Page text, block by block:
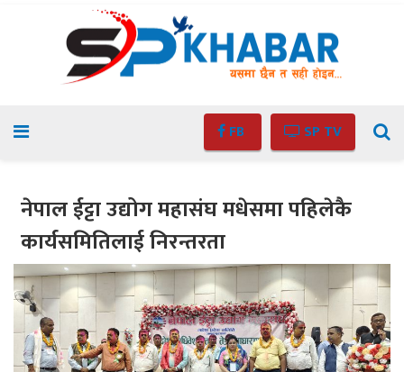
FB SP TV
नेपाल ईट्टा उद्योग महासंघ मधेसमा पहिलेकै
कार्यसमितिलाई निरन्तरता